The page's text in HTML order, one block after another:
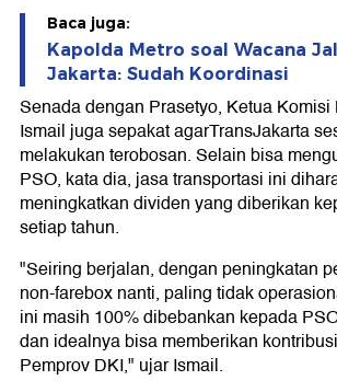
Baca juga:
Kapolda Metro soal Wacana
Jakarta: Sudah Koordinasi
Senada dengan Prasetyo, Ketua
Ismail juga sepakat agarTransJakarta
melakukan terobosan. Selain bisa
PSO, kata dia, jasa transportasi ini
meningkatkan dividen yang diberikan
setiap tahun.
"Seiring berjalan, dengan peningkatan
non-farebox nanti, paling tidak
ini masih 100% dibebankan kepada
dan idealnya bisa memberikan
Pemprov DKI," ujar Ismail.